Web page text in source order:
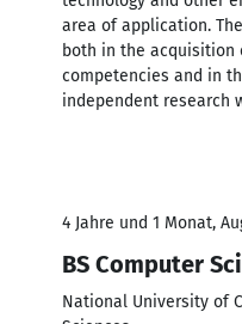
area of application.
both in the acquisition
competencies and in
independent research
4 Jahre und 1 Monat,
BS Computer
National University of